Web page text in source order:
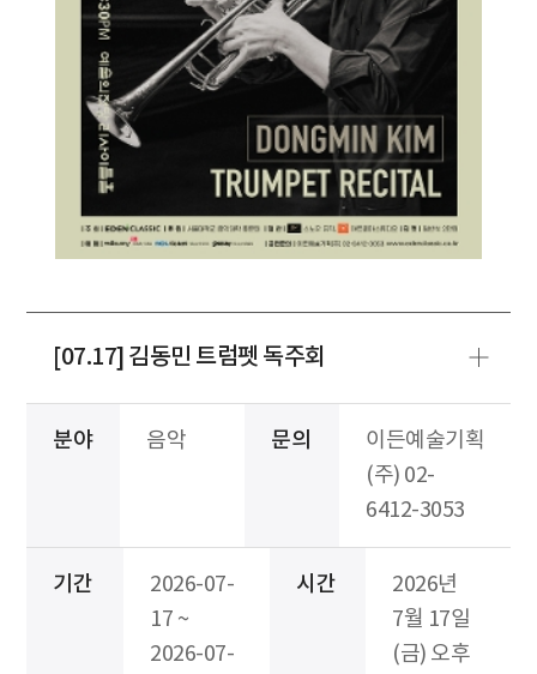
[07.17] 김동민 트럼펫 독주회
분야 음악 문의
이든예술기획
(주) 02-
6412-3053
기간
2026-07-
17 ~
2026-07-
시간
2026년
7월 17일
(금) 오후